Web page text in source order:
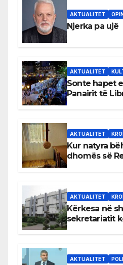
AKTUALITET
Njerka pa ujë
AKTUALITET
Sonte hapet
Panairit të
AKTUALITET
Kur natyra
dhomës së
AKTUALITET
Kërkesa në
sekretariatit
AKTUALITET